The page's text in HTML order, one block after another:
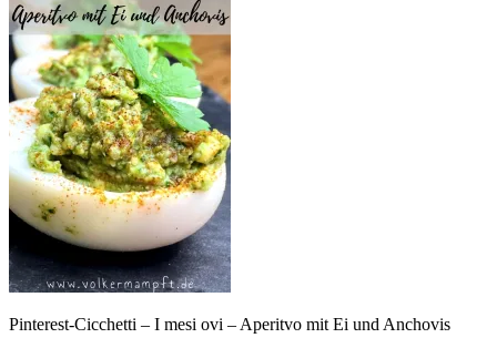
Pinterest-Cicchetti – I mesi ovi – Aperitvo mit Ei und Anchovis